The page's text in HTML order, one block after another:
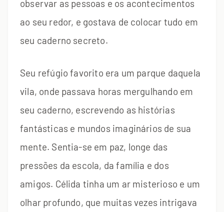
observar as pessoas e os acontecimentos
ao seu redor, e gostava de colocar tudo em
seu caderno secreto.
Seu refúgio favorito era um parque daquela
vila, onde passava horas mergulhando em
seu caderno, escrevendo as histórias
fantásticas e mundos imaginários de sua
mente. Sentia-se em paz, longe das
pressões da escola, da família e dos
amigos. Célida tinha um ar misterioso e um
olhar profundo, que muitas vezes intrigava